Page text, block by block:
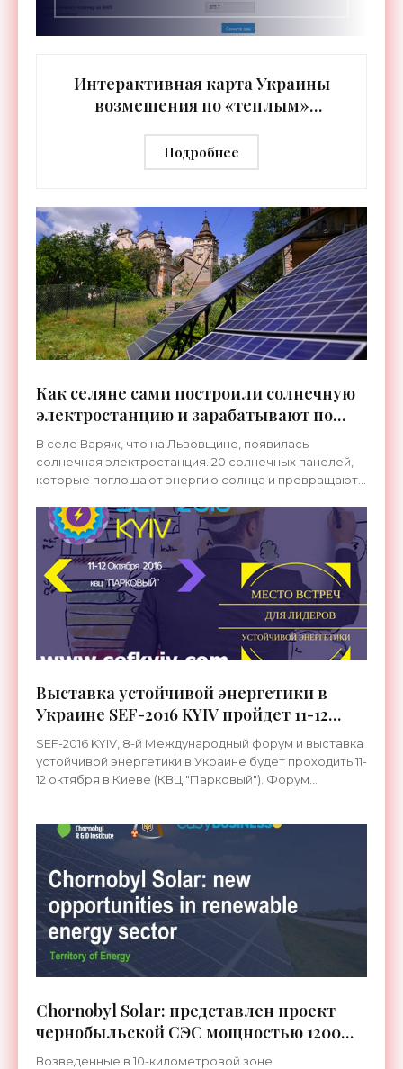
Интерактивная карта Украины
возмещения по «теплым»
Электроники»
Подробнее
Как селяне сами построили солнечную
электростанцию и зарабатывают по
«зеленому» тарифу - «Новости
Электроники»
В селе Варяж, что на Львовщине, появилась
солнечная электростанция. 20 солнечных панелей,
которые поглощают энергию солнца и превращают
самих людей.
Выставка устойчивой энергетики в
Украине SEF-2016 KYIV пройдет 11-12
октября - «Новости Электроники»
SEF-2016 KYIV, 8-й Международный форум и выставка
устойчивой энергетики в Украине будет проходить 11-
12 октября в Киеве (КВЦ "Парковый"). Форум
Chornobyl Solar: представлен проект
чернобыльской СЭС мощностью 1200
МВт - «Новости Электроники»
Возведенные в 10-километровой зоне